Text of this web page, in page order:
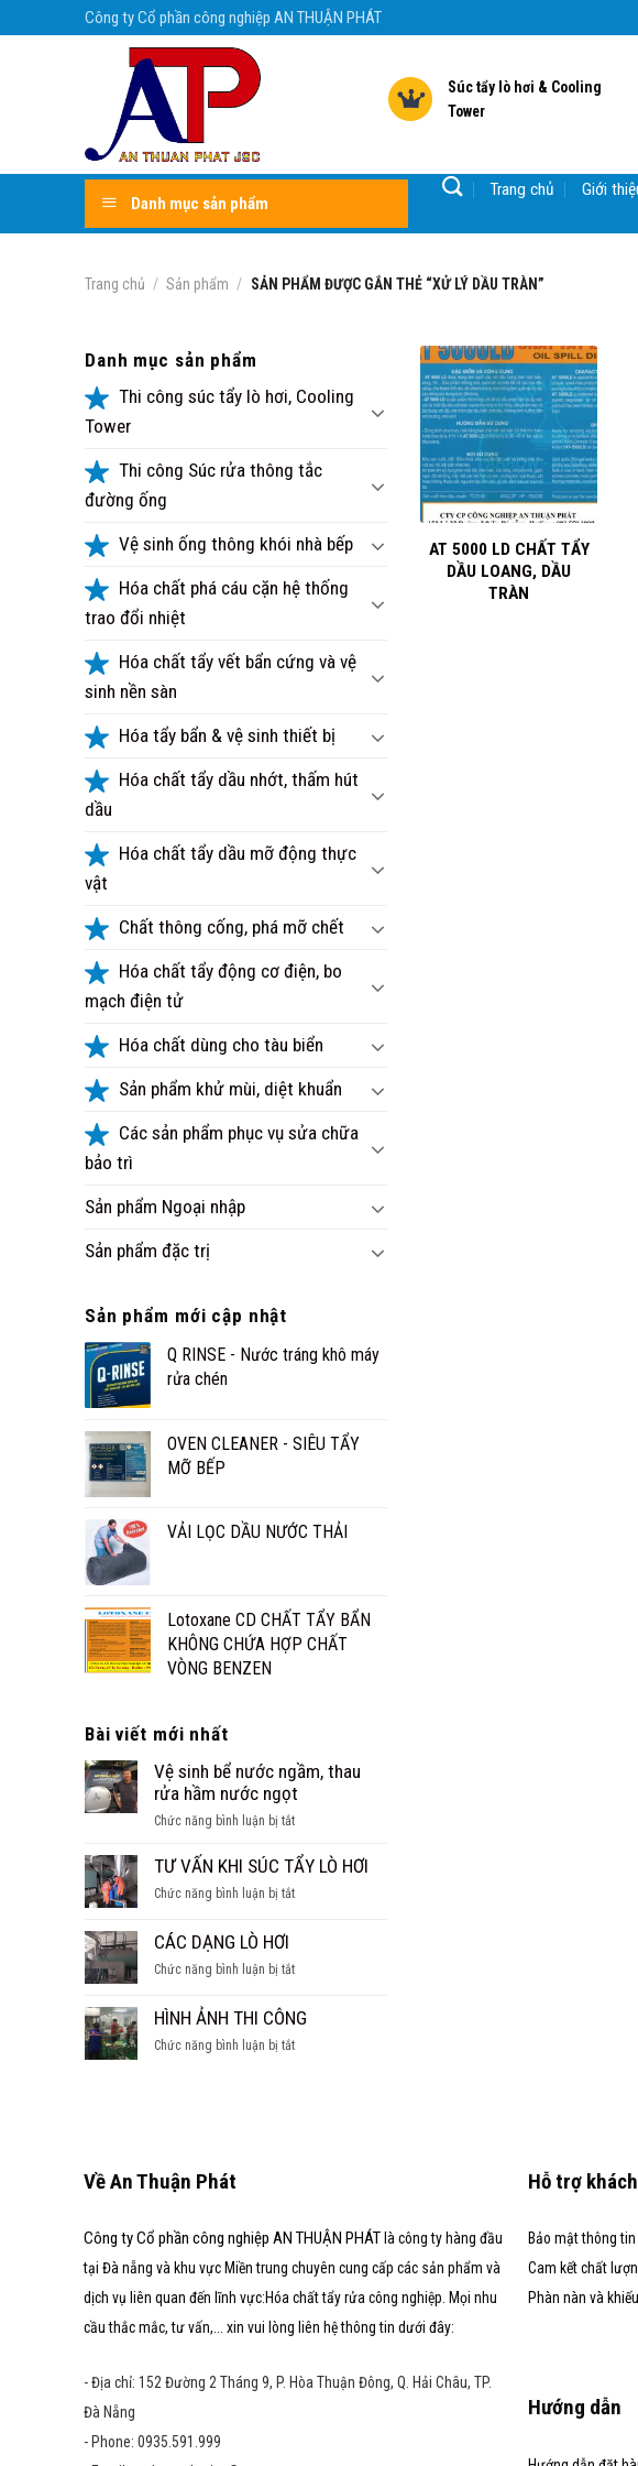
Công ty Cổ phần công nghiệp AN THUẬN PHÁT
Súc tẩy lò hơi & Cooling
Tower
Danh mục sản phẩm
Trang chủ Giới
Trang chủ / Sản phẩm / SẢN PHẨM ĐƯỢC GẮN THẺ “XỬ LÝ DẦU TRÀN”
Danh mục sản phẩm
Thi công súc tẩy lò hơi, Cooling
Tower
Thi công Súc rửa thông tắc
đường ống
Vệ sinh ống thông khói nhà bếp
Hóa chất phá cáu cặn hệ thống
trao đổi nhiệt
Hóa chất tẩy vết bẩn cứng và vệ
sinh nền sàn
Hóa tẩy bẩn & vệ sinh thiết bị
Hóa chất tẩy dầu nhớt, thấm hút
dầu
Hóa chất tẩy dầu mỡ động thực
vật
Chất thông cống, phá mỡ chết
Hóa chất tẩy động cơ điện, bo
mạch điện tử
Hóa chất dùng cho tàu biển
Sản phẩm khử mùi, diệt khuẩn
Các sản phẩm phục vụ sửa chữa
bảo trì
Sản phẩm Ngoại nhập
Sản phẩm đặc trị
Sản phẩm mới cập nhật
Q RINSE - Nước tráng khô máy
rửa chén
OVEN CLEANER - SIÊU TẨY
MỠ BẾP
VẢI LỌC DẦU NƯỚC THẢI
Lotoxane CD CHẤT TẨY BẨN
KHÔNG CHỨA HỢP CHẤT
VÒNG BENZEN
Bài viết mới nhất
Vệ sinh bể nước ngầm, thau
rửa hầm nước ngọt
Chức năng bình luận bị tắtở
sinh
nước
rửa
nước
ngọt
TƯ VẤN KHI SÚC TẨY LÒ HƠI
Chức năng bình luận bị tắtở
SÚC
LÒ
HƠI
CÁC DẠNG LÒ HƠI
Chức năng bình luận bị tắtở
DẠNG
HƠI
HÌNH ẢNH THI CÔNG
Chức năng bình luận bị tắtở
+
AT 5000 LD CHẤT TẨY
DẦU LOANG, DẦU
TRÀN
Về An Thuận Phát
Công ty Cổ phần công nghiệp AN THUẬN PHÁTlà công ty hàng đầu
tại Đà nẵng và khu vực Miền trung chuyên cung cấp các sản phẩm và
dịch vụ liên quan đến lĩnh vực:Hóa chất tẩy rửa công nghiệp. Mọi nhu
cầu thắc mắc, tư vấn,... xin vui lòng liên hệ thông tin dưới đây:
- Địa chỉ: 152 Đường 2 Tháng 9, P. Hòa Thuận Đông, Q. Hải Châu, TP.
Đà Nẵng
- Phone: 0935.591.999
Hỗ trợ
Bảo mật thông tin
Cam kết chất
Phàn nàn và
Hướng dẫn